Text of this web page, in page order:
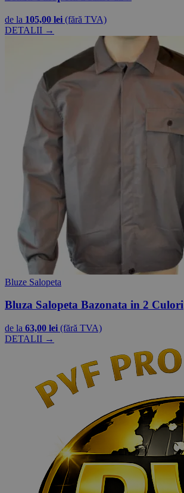
de la 105,00 lei (fără TVA)
DETALII →
Bluze Salopeta
Bluza Salopeta Bazonata in 2 Culori
de la 63,00 lei (fără TVA)
DETALII →